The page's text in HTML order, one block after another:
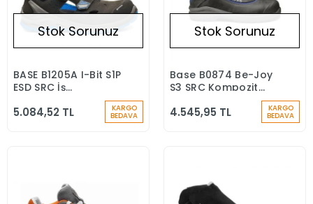
Stokta Yok
Stok Sorunuz
BASE B1205A I-Bit S1P
ESD SRC İş
5.084,52 TL KARGO
BEDAVA
Stokta Yok
Stok Sorunuz
Base B0874 Be-Joy
S3 SRC Kompozit
Ayakkabısı
4.545,95 TL KARGO
BEDAVA